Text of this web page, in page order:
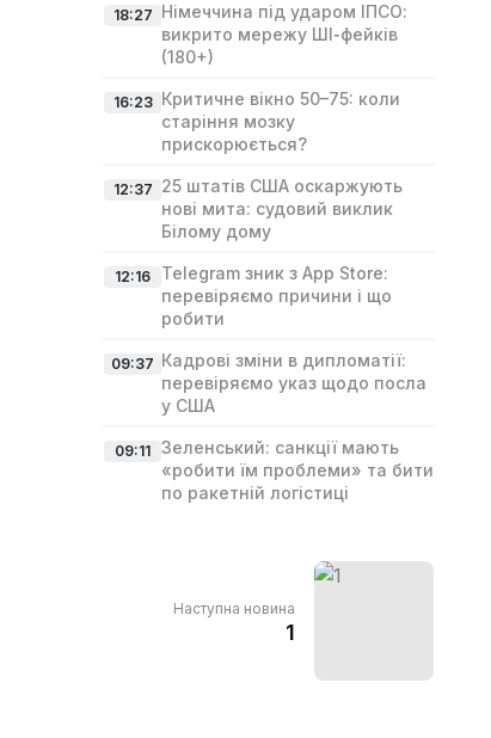
18:27 Німеччина під ударом ІПСО:
викрито мережу ШІ‑фейків
(180+)
16:23 Критичне вікно 50–75: коли
старіння мозку
прискорюється?
12:37 25 штатів США оскаржують
нові мита: судовий виклик
Білому дому
12:16
Telegram зник з App Store:
перевіряємо причини і що
робити
09:37 Кадрові зміни в дипломатії:
перевіряємо указ щодо посла
у США
09:11 Зеленський: санкції мають
«робити їм проблеми» та бити
по ракетній логістиці
Наступна новина
1